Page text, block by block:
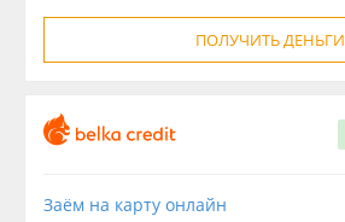
ПОЛУЧИТЬ ДЕНЬГИ
Заём на карту онлайн